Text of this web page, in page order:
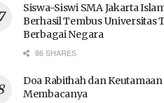
Siswa-Siswi SMA Jakarta
Berhasil Tembus Universitas
Berbagai Negara
86 SHARES
Doa Rabithah dan Keutamaan
Membacanya